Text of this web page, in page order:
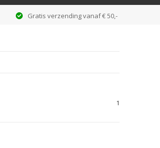
Gratis verzending vanaf € 50,-
1